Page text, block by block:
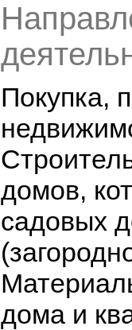
Покупка,
домов,
садовых
дома и